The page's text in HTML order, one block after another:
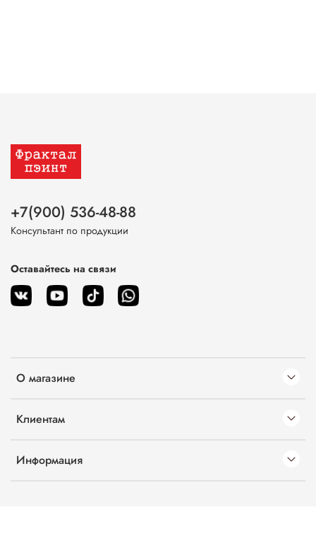
О магазине
Клиентам
Информация
+7(900) 536-48-88
Консультант по продукции
Оставайтесь на связи